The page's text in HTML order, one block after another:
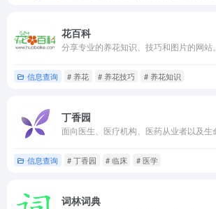
花百科
分享专业的养花知识、技巧和图片的网站。
信息查询 # 养花 # 养花技巧 # 养花知识
丁香园
信息查询 # 丁香园 # 临床 # 医学
词林词典